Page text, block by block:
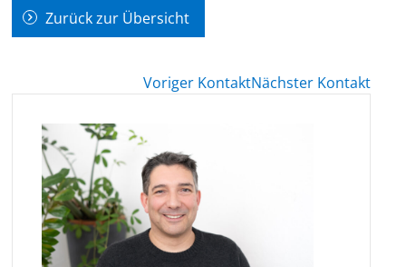
Zurück zur Übersicht
Voriger KontaktNächster Kontakt